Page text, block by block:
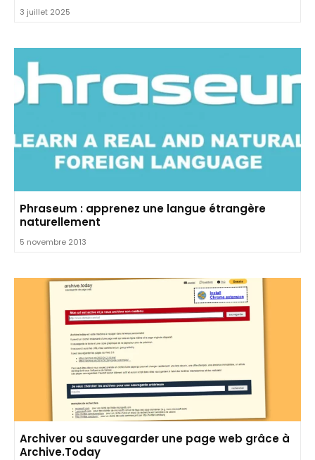
3 juillet 2025
Phraseum : apprenez une langue étrangère
naturellement
5 novembre 2013
Archiver ou sauvegarder une page web grâce à
Archive.Today